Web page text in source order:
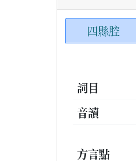
四縣腔
詞目
音讀
方言點